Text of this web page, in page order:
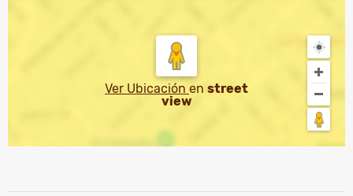
Ver Ubicación en street
view